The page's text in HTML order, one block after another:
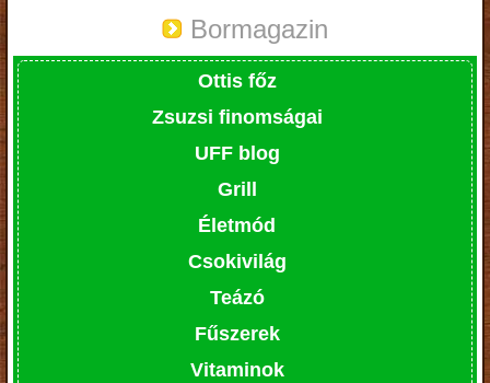
Bormagazin
Ottis főz
Zsuzsi finomságai
UFF blog
Grill
Életmód
Csokivilág
Teázó
Fűszerek
Vitaminok